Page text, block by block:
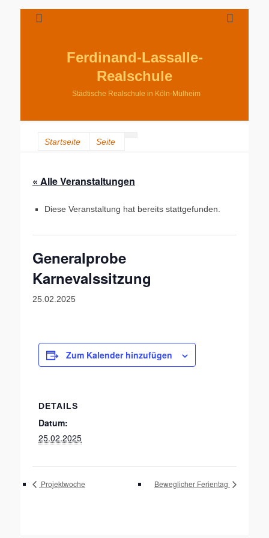
Ferdinand-Lassalle-
Realschule
Städtische Realschule in Köln-Mülheim
Startseite Seite
« Alle Veranstaltungen
Diese Veranstaltung hat bereits stattgefunden.
Generalprobe
Karnevalssitzung
25.02.2025
Zum Kalender hinzufügen
DETAILS
Datum:
25.02.2025
Projektwoche Beweglicher Ferientag